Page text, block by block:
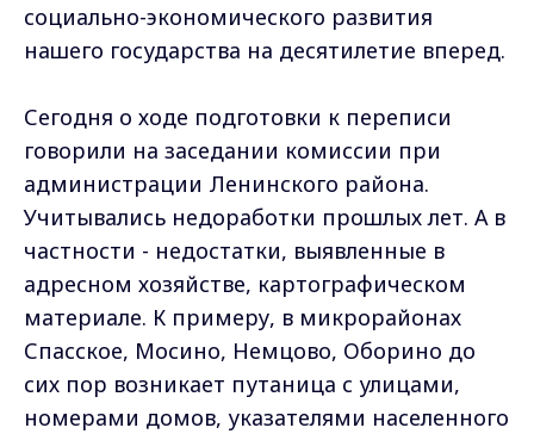
социально-экономического развития
нашего государства на десятилетие вперед.
Сегодня о ходе подготовки к переписи
говорили на заседании комиссии при
администрации Ленинского района.
Учитывались недоработки прошлых лет. А в
частности - недостатки, выявленные в
адресном хозяйстве, картографическом
материале. К примеру, в микрорайонах
Спасское, Мосино, Немцово, Оборино до
сих пор возникает путаница с улицами,
номерами домов, указателями населенного